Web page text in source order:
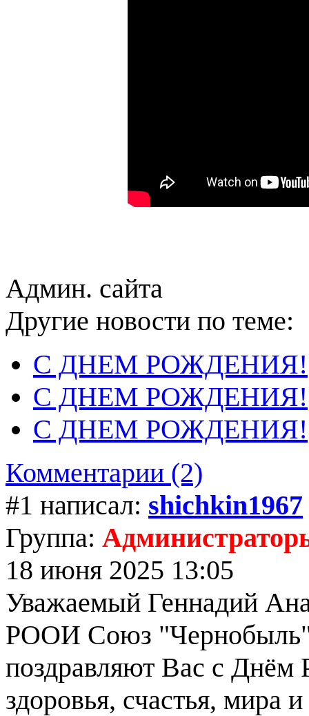
Админ. сайта
Другие новости по теме:
С ДНЕМ РОЖДЕНИЯ!
С ДНЕМ РОЖДЕНИЯ!
С ДНЕМ РОЖДЕНИЯ!
Комментарии (2)
#1 написал: shichkin1967
Группа:
18 июня 2025 13:05
Уважаемый Геннадий
РООИ Союз "Чернобыль"
поздравляют Вас с
здоровья, счастья, мира